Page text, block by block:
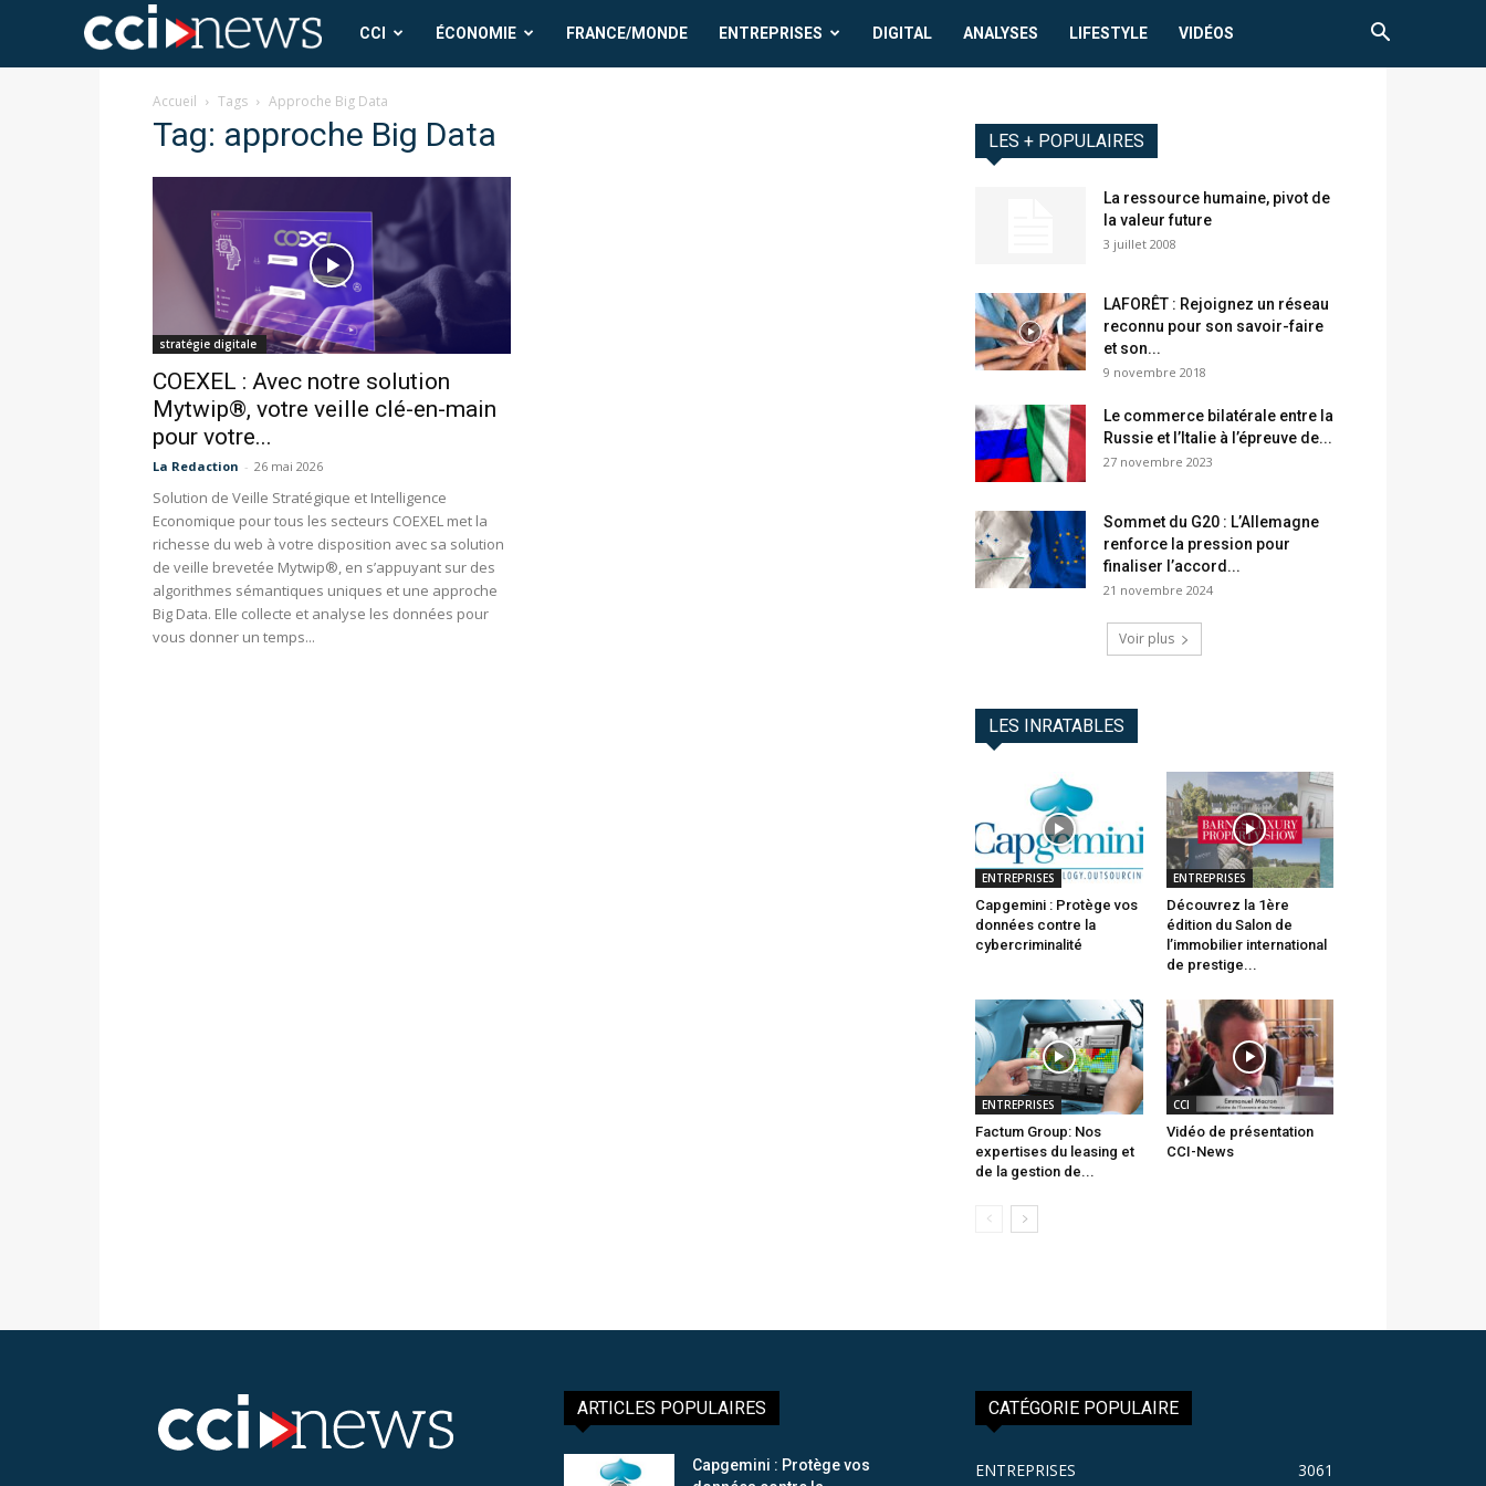
CCI
News
CCI ÉCONOMIE FRANCE/MONDE ENTREPRISES DIGITAL ANALYSES LIFESTYLE VIDÉOS
Accueil Tags Approche Big Data
Tag: approche Big Data
stratégie digitale
COEXEL : Avec notre solution
Mytwip®, votre veille clé-en-main
pour votre...
La Redaction - 26 mai 2026
Solution de Veille Stratégique et Intelligence
Economique pour tous les secteurs COEXEL met la
richesse du web à votre disposition avec sa solution
de veille brevetée Mytwip®, en s’appuyant sur des
algorithmes sémantiques uniques et une approche
Big Data. Elle collecte et analyse les données pour
vous donner un temps...
LES + POPULAIRES
La ressource humaine, pivot de
la valeur future
3 juillet 2008
LAFORÊT : Rejoignez un réseau
reconnu pour son savoir-faire
et son...
9 novembre 2018
Le commerce bilatérale entre la
Russie et l’Italie à l’épreuve de...
27 novembre 2023
Sommet du G20 : L’Allemagne
renforce la pression pour
finaliser l’accord...
21 novembre 2024
Voir plus
LES INRATABLES
ENTREPRISES
Capgemini : Protège vos
données contre la
cybercriminalité
ENTREPRISES
Découvrez la 1ère
édition du Salon de
l’immobilier international
de prestige...
ENTREPRISES
Factum Group: Nos
expertises du leasing et
de la gestion de...
CCI
Vidéo de présentation
CCI-News
ARTICLES POPULAIRES
Capgemini : Protège vos
CATÉGORIE POPULAIRE
ENTREPRISES 3061